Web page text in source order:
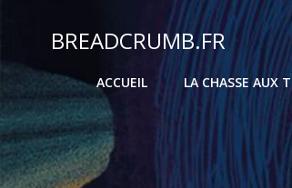
contenuBREADCRUMB.FR
ACCUEIL LA CHASSE AUX